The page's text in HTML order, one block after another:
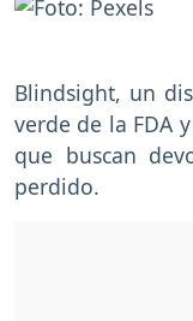
Blindsight, un
verde de la FDA
que buscan
perdido.